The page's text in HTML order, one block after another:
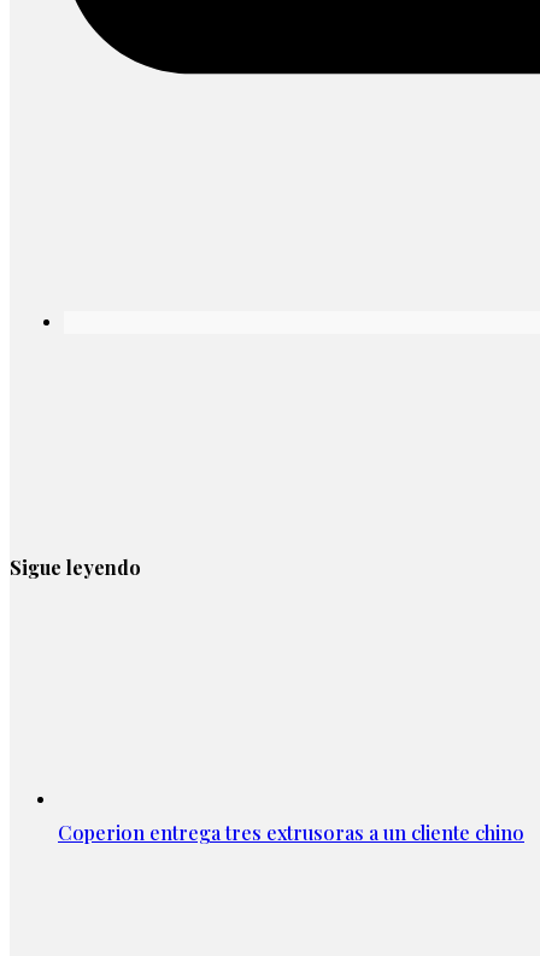
Sigue leyendo
Coperion entrega tres extrusoras a un cliente chino